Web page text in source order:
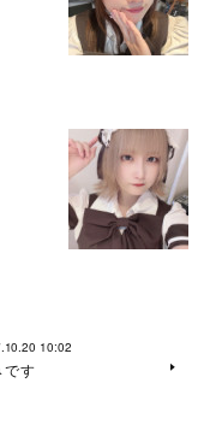
10:02
です